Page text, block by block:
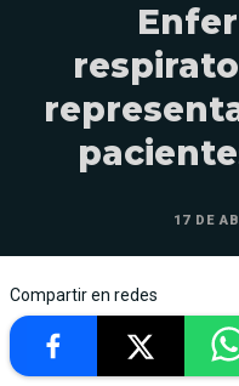
17 DE
Compartir en redes